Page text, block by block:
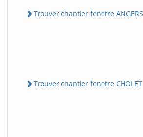
Trouver chantier fenetre ANGERS
Trouver chantier fenetre CHOLET